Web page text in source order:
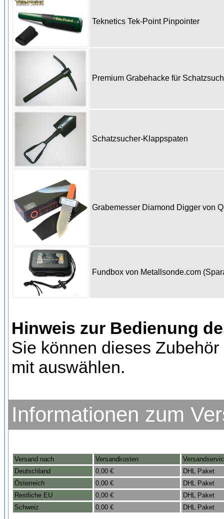
Teknetics Tek-Point Pinpointer
Premium Grabehacke für
Schatzsucher-Klappspaten
Grabemesser Diamond Digger von
Fundbox von Metallsonde.com
Hinweis zur Bedienung
Sie können dieses
mit auswählen.
Informationen zum
Versand nach Versandkosten
Deutschland
0,00 €
DHL Paket
Österreich
0,00 €
DHL Paket
Restliche EU
0,00 €
DHL Paket
Schweiz
0,00 € DHL Paket